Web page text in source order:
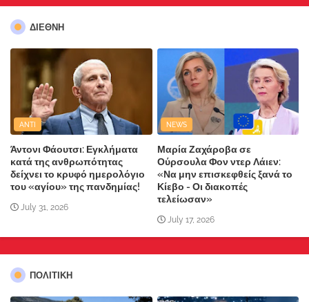
ΔΙΕΘΝΗ
ANTI
Άντονι Φάουτσι: Εγκλήματα
κατά της ανθρωπότητας
δείχνει το κρυφό ημερολόγιο
του «αγίου» της πανδημίας!
July 31, 2026
NEWS
Μαρία Ζαχάροβα σε
Ούρσουλα Φον ντερ Λάιεν:
«Να μην επισκεφθείς ξανά το
Κίεβο - Οι διακοπές
τελείωσαν»
July 17, 2026
ΠΟΛΙΤΙΚΗ